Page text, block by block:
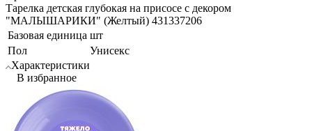
Тарелка детская глубокая на присосе с декором
"МАЛЫШАРИКИ" (Желтый) 431337206
Базовая единица шт
Пол
Унисекс
Характеристики
В избранное